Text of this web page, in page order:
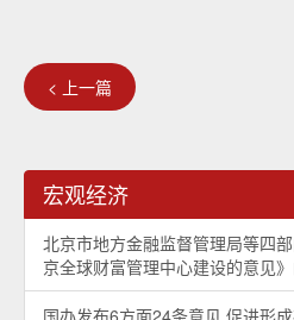
< 上一篇
宏观经济
北京市地方金融监督管理局等四
京全球财富管理中心建设的意见
国办发布6方面24条意见 促进形